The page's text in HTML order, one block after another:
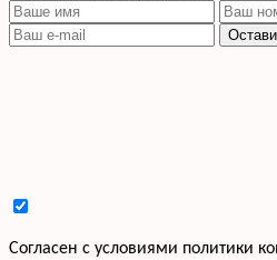
Cогласен с условиями политики